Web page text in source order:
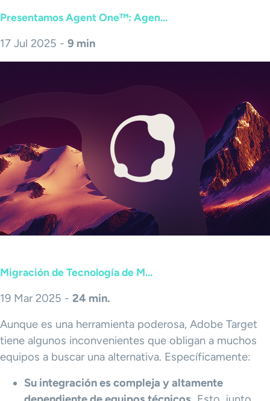
Presentamos Agent One™: Agen...
17 Jul 2025 - 9 min
Migración de Tecnología de M...
19 Mar 2025 - 24 min.
Aunque es una herramienta poderosa, Adobe Target
tiene algunos inconvenientes que obligan a muchos
equipos a buscar una alternativa. Específicamente:
Su integración es compleja y altamente